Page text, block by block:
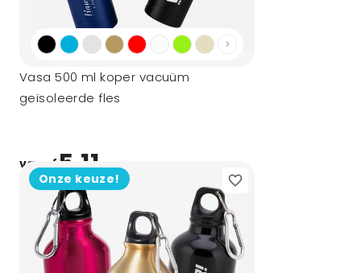
Vasa 500 ml koper vacuüm
geïsoleerde fles
vanaf5,11
Onze keuze!